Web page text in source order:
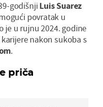
godišnji Luis Suarez
povratak u
je u rujnu 2024. godine
nakon sukoba s
.
priča